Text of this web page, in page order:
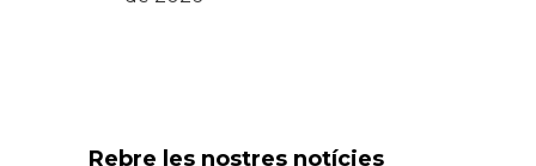
Rebre les nostres notícies